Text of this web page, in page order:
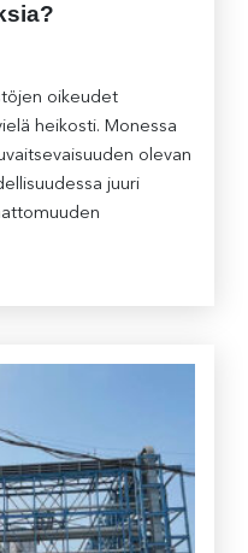
oikeudet
heikosti. Monessa
olevan
juuri